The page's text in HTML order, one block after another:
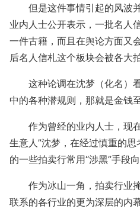
但是这件事情引起的风波
业内人士公开表示，一批名人
一件古籍，而且在舆论方面又
后名人信札这个板块会被各大
这种论调在沈梦（化名）
中的各种潜规则，那就是金钱
作为曾经的业内人士，现
生意人”沈梦，在经过慎重的
的一些拍卖行常用“涉黑”手段向
作为冰山一角，拍卖行业
联系的各行业的更为深层的内